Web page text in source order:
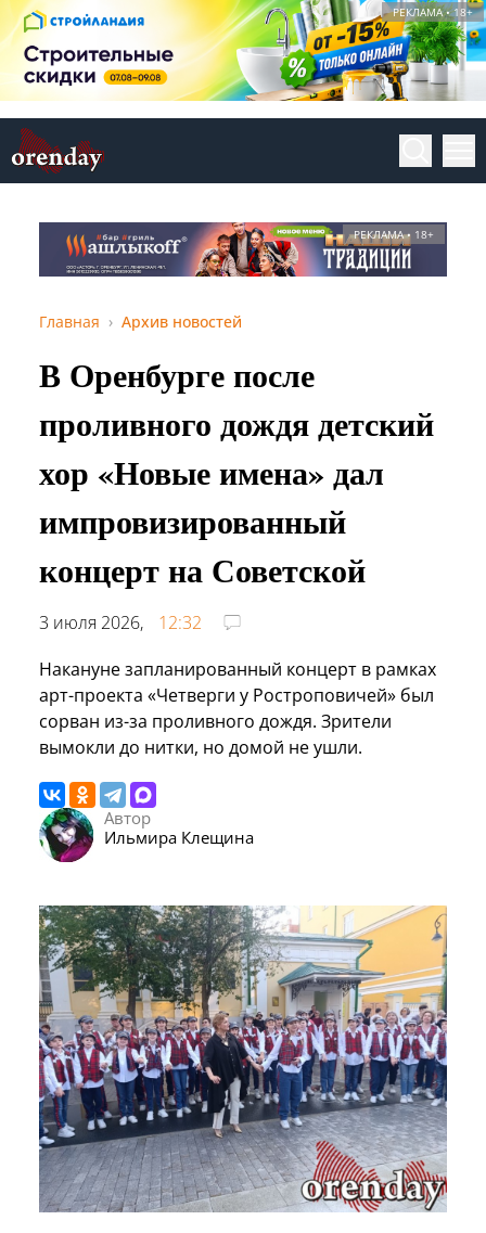
РЕКЛАМА • 18+
РЕКЛАМА • 18+
Главная Архив новостей
В Оренбурге после
проливного дождя детский
хор «Новые имена» дал
импровизированный
концерт на Советской
3 июля 2026,
12:32
Накануне запланированный концерт в рамках
арт-проекта «Четверги у Ростроповичей» был
сорван из-за проливного дождя. Зрители
вымокли до нитки, но домой не ушли.
Автор
Ильмира Клещина